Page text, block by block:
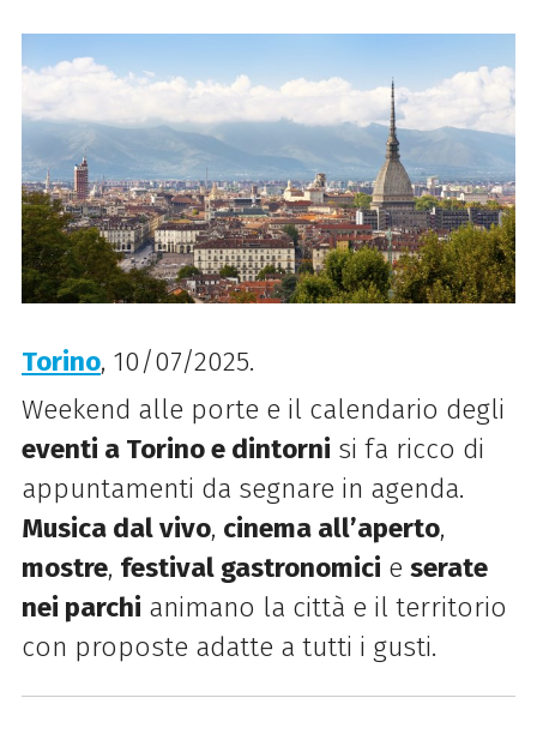
Torino, 10/07/2025.
Weekend alle porte e il calendario degli
eventi a Torino e dintorni si fa ricco di
appuntamenti da segnare in agenda.
Musica dal vivo, cinema all’aperto,
mostre, festival gastronomici e serate
nei parchi animano la città e il territorio
con proposte adatte a tutti i gusti.